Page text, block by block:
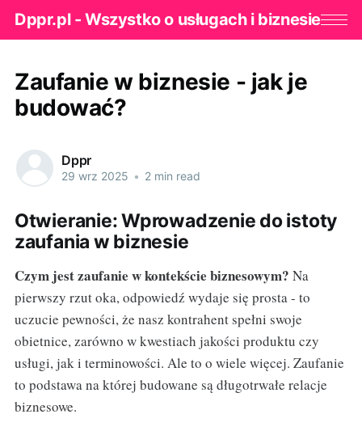
Dppr.pl - Wszystko o usługach i biznesie
Zaufanie w biznesie - jak je
budować?
Dppr
29 wrz 2025 • 2 min read
Otwieranie: Wprowadzenie do istoty
zaufania w biznesie
Czym jest zaufanie w kontekście biznesowym? Na
pierwszy rzut oka, odpowiedź wydaje się prosta - to
uczucie pewności, że nasz kontrahent spełni swoje
obietnice, zarówno w kwestiach jakości produktu czy
usługi, jak i terminowości. Ale to o wiele więcej. Zaufanie
to podstawa na której budowane są długotrwałe relacje
biznesowe.